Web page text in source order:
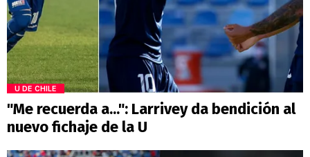
U DE CHILE
"Me recuerda a...": Larrivey da bendición al
nuevo fichaje de la U